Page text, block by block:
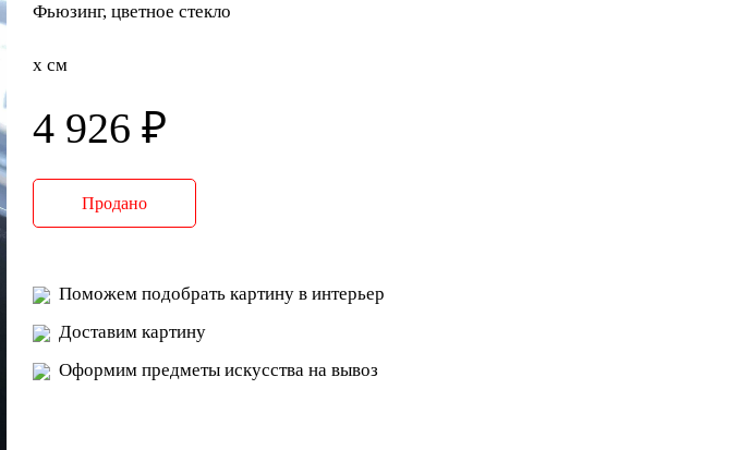
Фьюзинг, цветное стекло
x см
4 926 ₽
Продано
Поможем подобрать картину в интерьер
Доставим картину
Оформим предметы искусства на вывоз